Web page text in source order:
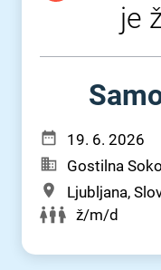
je
19. 6. 2026
Gostilna
Ljubljana,
ž/m/d